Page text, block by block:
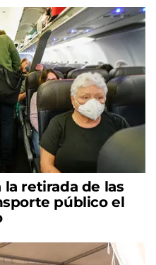
la retirada de las
público el